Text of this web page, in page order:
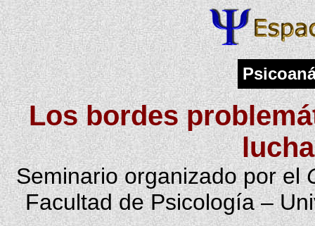
Los bordes
Seminario organizado por el
Facultad de Psicología –